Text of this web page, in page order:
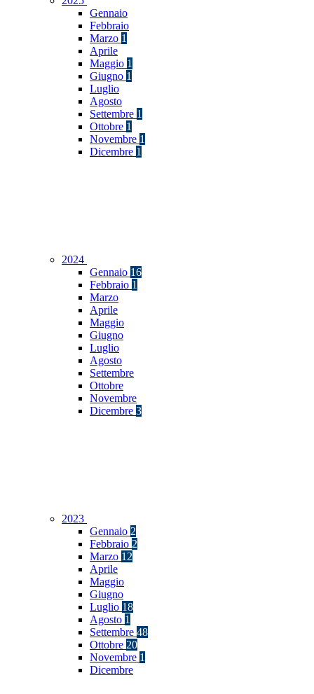
Gennaio
Febbraio
Marzo 1
Aprile
Maggio 1
Giugno 1
Luglio
Agosto
Settembre 1
Ottobre 1
Novembre 1
Dicembre 1
2024
Gennaio 16
Febbraio 1
Marzo
Aprile
Maggio
Giugno
Luglio
Agosto
Settembre
Ottobre
Novembre
Dicembre 3
2023
Gennaio 2
Febbraio 2
Marzo 12
Aprile
Maggio
Giugno
Luglio 18
Agosto 1
Settembre 48
Ottobre 20
Novembre 1
Dicembre